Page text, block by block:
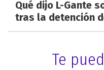
Qué dijo L-Gante
tras la detención
Te